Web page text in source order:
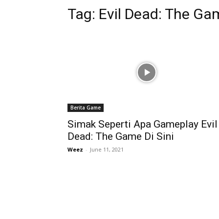
Tag: Evil Dead: The
Berita Game
Simak Seperti Apa Gameplay Evil
Dead: The Game Di Sini
Weez - June 11, 2021